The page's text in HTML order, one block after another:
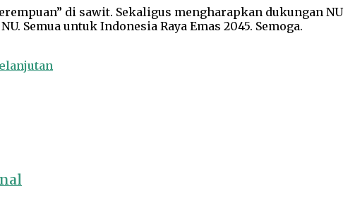
di sawit. Sekaligus mengharapkan dukungan NU
Semua untuk Indonesia Raya Emas 2045. Semoga.